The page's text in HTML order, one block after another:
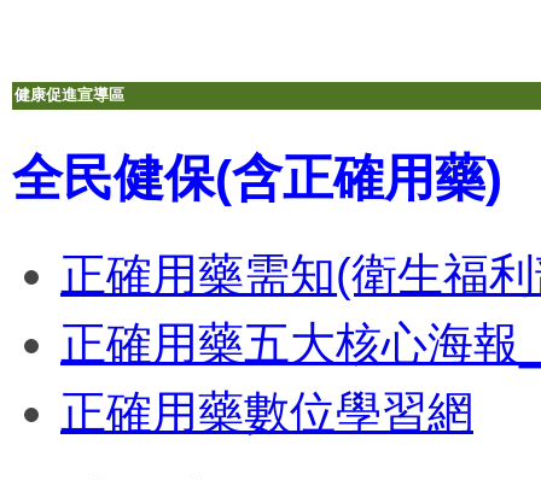
健康促進宣導區
全民健保(含正確用藥)
正確用藥需知(衛生福
正確用藥五大核心海
正確用藥數位學習網